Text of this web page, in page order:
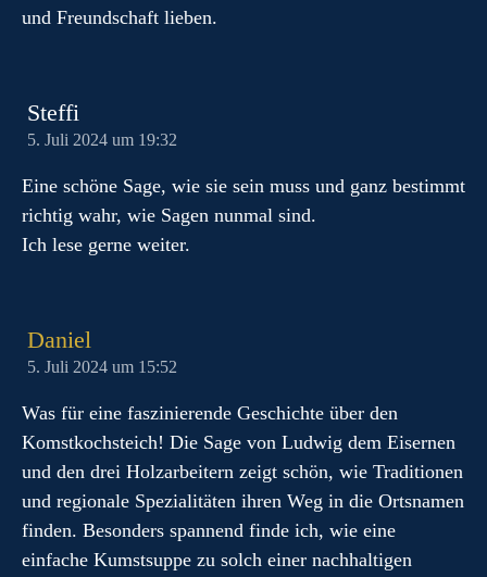
und Freundschaft lieben.
Steffi
5. Juli 2024 um 19:32
Eine schöne Sage, wie sie sein muss und ganz bestimmt
richtig wahr, wie Sagen nunmal sind.
Ich lese gerne weiter.
Daniel
5. Juli 2024 um 15:52
Was für eine faszinierende Geschichte über den
Komstkochsteich! Die Sage von Ludwig dem Eisernen
und den drei Holzarbeitern zeigt schön, wie Traditionen
und regionale Spezialitäten ihren Weg in die Ortsnamen
finden. Besonders spannend finde ich, wie eine
einfache Kumstsuppe zu solch einer nachhaltigen